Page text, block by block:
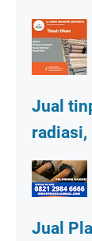
Jual
radiasi,
Jual